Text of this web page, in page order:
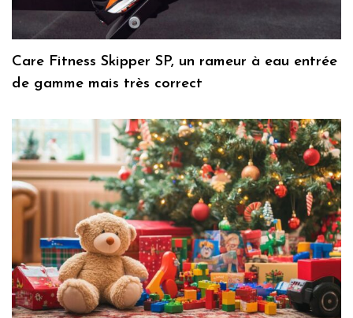
Care Fitness Skipper SP, un rameur à eau entrée
de gamme mais très correct